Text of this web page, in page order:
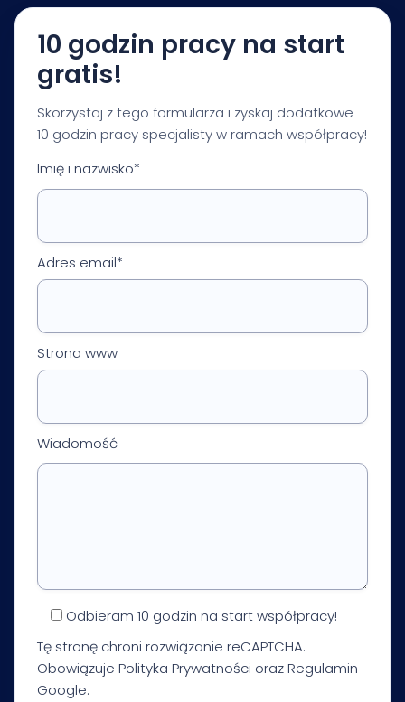
proponowane działania.
10 godzin pracy na start
gratis!
Skorzystaj z tego formularza i zyskaj dodatkowe
10 godzin pracy specjalisty w ramach współpracy!
Imię i nazwisko*
Adres email*
Strona www
Wiadomość
Odbieram 10 godzin na start współpracy!
Tę stronę chroni rozwiązanie reCAPTCHA.
Obowiązuje Polityka Prywatności orazRegulamin
Google.